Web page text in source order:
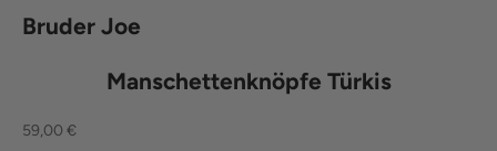
Bruder Joe
Manschettenknöpfe Türkis
Angebot
59,00 €